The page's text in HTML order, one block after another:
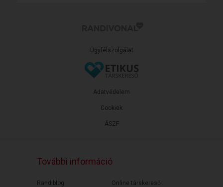
Ügyfélszolgálat
ÁSZF
Adatvédelem
Cookiek
További információ
Randiblog
Online társkereső